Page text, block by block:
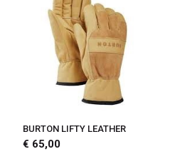
BURTON LIFTY LEATHER
€ 65,00